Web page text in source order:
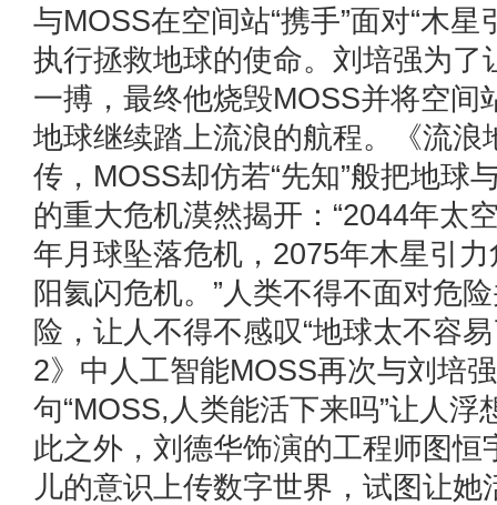
与MOSS在空间站“携手”面对“木星
执行拯救地球的使命。刘培强为了
一搏，最终他烧毁MOSS并将空间
地球继续踏上流浪的航程。《流浪
传，MOSS却仿若“先知”般把地球
的重大危机漠然揭开：“2044年太
年月球坠落危机，2075年木星引
阳氦闪危机。”人类不得不面对危
险，让人不得不感叹“地球太不容
2》中人工智能MOSS再次与刘培
句“MOSS,人类能活下来吗”让
此之外，刘德华饰演的工程师图恒
儿的意识上传数字世界，试图让她